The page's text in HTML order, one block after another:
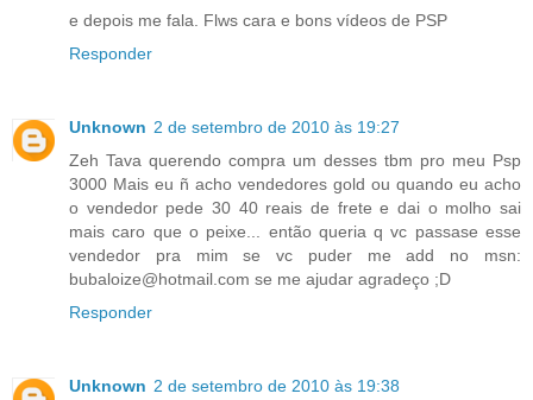
e depois me fala. Flws cara e bons vídeos de PSP
Responder
Unknown 2 de setembro de 2010 às 19:27
Zeh Tava querendo compra um desses tbm pro meu Psp
3000 Mais eu ñ acho vendedores gold ou quando eu acho
o vendedor pede 30 40 reais de frete e dai o molho sai
mais caro que o peixe... então queria q vc passase esse
vendedor pra mim se vc puder me add no msn:
bubaloize@hotmail.com se me ajudar agradeço ;D
Responder
Unknown 2 de setembro de 2010 às 19:38